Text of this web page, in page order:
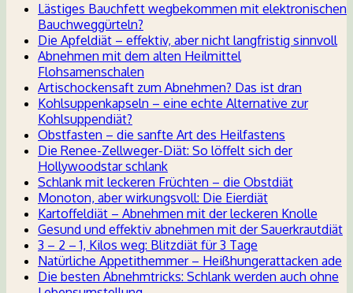
Lästiges Bauchfett wegbekommen mit elektronischen
Bauchweggürteln?
Die Apfeldiät – effektiv, aber nicht langfristig sinnvoll
Abnehmen mit dem alten Heilmittel
Flohsamenschalen
Artischockensaft zum Abnehmen? Das ist dran
Kohlsuppenkapseln – eine echte Alternative zur
Kohlsuppendiät?
Obstfasten – die sanfte Art des Heilfastens
Die Renee-Zellweger-Diät: So löffelt sich der
Hollywoodstar schlank
Schlank mit leckeren Früchten – die Obstdiät
Monoton, aber wirkungsvoll: Die Eierdiät
Kartoffeldiät – Abnehmen mit der leckeren Knolle
Gesund und effektiv abnehmen mit der Sauerkrautdiät
3 – 2 – 1, Kilos weg: Blitzdiät für 3 Tage
Natürliche Appetithemmer – Heißhungerattacken ade
Die besten Abnehmtricks: Schlank werden auch ohne